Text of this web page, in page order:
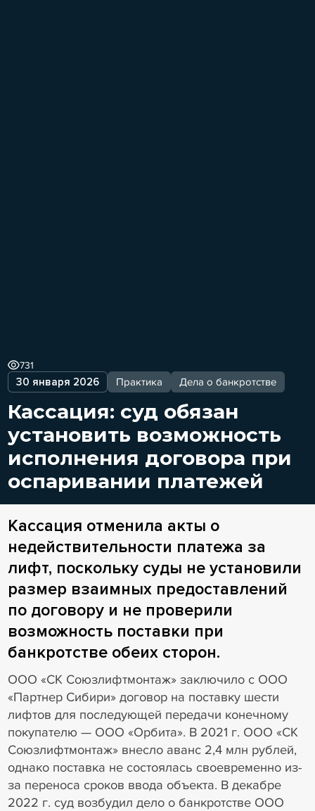
30 января 2026 Практика Дела о банкротстве
731
Кассация: суд обязан
установить возможность
исполнения договора при
оспаривании платежей
Кассация отменила акты о
недействительности платежа за
лифт, поскольку суды не установили
размер взаимных предоставлений
по договору и не проверили
возможность поставки при
банкротстве обеих сторон.
ООО «СК Союзлифтмонтаж» заключило с ООО
«Партнер Сибири» договор на поставку шести
лифтов для последующей передачи конечному
покупателю — ООО «Орбита». В 2021 г. ООО «СК
Союзлифтмонтаж» внесло аванс 2,4 млн рублей,
однако поставка не состоялась своевременно из-
за переноса сроков ввода объекта. В декабре
2022 г. суд возбудил дело о банкротстве ООО